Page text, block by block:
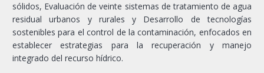
sólidos, Evaluación de veinte sistemas de tratamiento de agua
residual urbanos y rurales y Desarrollo de tecnologías
sostenibles para el control de la contaminación, enfocados en
establecer estrategias para la recuperación y manejo
integrado del recurso hídrico.